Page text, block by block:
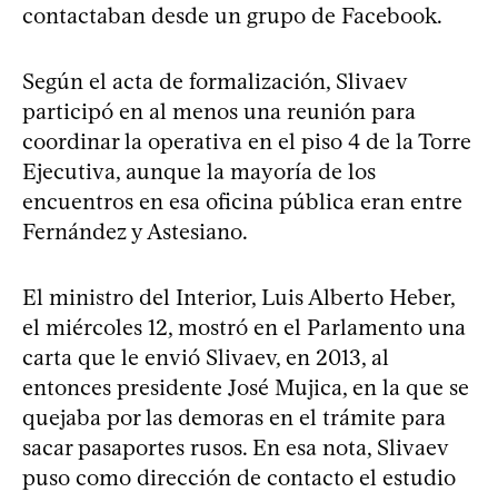
contactaban desde un grupo de Facebook.
Según el acta de formalización, Slivaev
participó en al menos una reunión para
coordinar la operativa en el piso 4 de la Torre
Ejecutiva, aunque la mayoría de los
encuentros en esa oficina pública eran entre
Fernández y Astesiano.
El ministro del Interior, Luis Alberto Heber,
el miércoles 12, mostró en el Parlamento una
carta que le envió Slivaev, en 2013, al
entonces presidente José Mujica, en la que se
quejaba por las demoras en el trámite para
sacar pasaportes rusos. En esa nota, Slivaev
puso como dirección de contacto el estudio